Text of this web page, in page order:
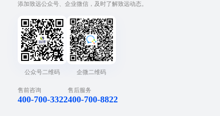
添加致远公众号、企业微信，及时了解致远动态。
公众号二维码 企微二维码
售前咨询
400-700-3322
售后服务
400-700-8822